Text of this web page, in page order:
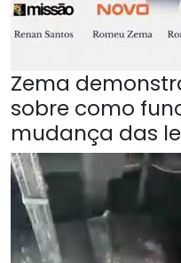
Zema
sobre como
mudança das